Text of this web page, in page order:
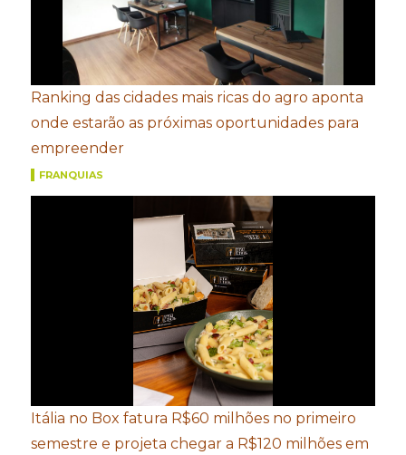
Ranking das cidades mais ricas do agro aponta
onde estarão as próximas oportunidades para
empreender
FRANQUIAS
Itália no Box fatura R$60 milhões no primeiro
semestre e projeta chegar a R$120 milhões em